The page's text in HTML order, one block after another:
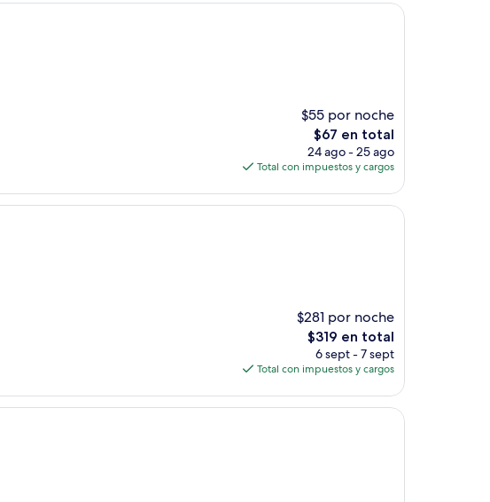
$55 por noche
El
precio
actual
de
$67 en total
24 ago - 25 ago
Total con impuestos y cargos
$281 por noche
El
precio
actual
de
$319 en total
6 sept - 7 sept
Total con impuestos y cargos